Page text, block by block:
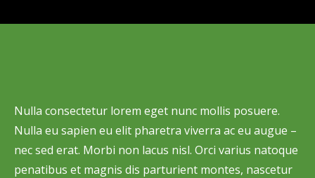
Nulla consectetur lorem eget nunc mollis posuere.
Nulla eu sapien eu elit pharetra viverra ac eu augue –
nec sed erat. Morbi non lacus nisl. Orci varius natoque
penatibus et magnis dis parturient montes, nascetur